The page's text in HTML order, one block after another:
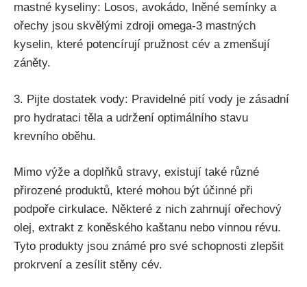
mastné kyseliny: Losos, avokádo, lněné semínky a
‍ořechy jsou skvělými ⁣zdroji omega-3 mastných⁤
kyselin, které potencírují pružnost cév‍ a zmenšují
záněty.
3. Pijte dostatek⁢ vody: Pravidelné ‌pití⁣ vody je zásadní⁤
pro hydrataci těla a udržení optimálního ​stavu
krevního oběhu.
Mimo výže a doplňků stravy, existují také různé
přirozené​ produktů, které mohou být účinné při
podpoře cirkulace. Některé z nich zahrnují ořechový
⁢olej,⁣ extrakt z koněského⁢ kaštanu‌ nebo ⁢vinnou révu.
Tyto ⁣produkty jsou známé pro své schopnosti zlepšit
prokrvení a zesílit stěny⁢ cév.